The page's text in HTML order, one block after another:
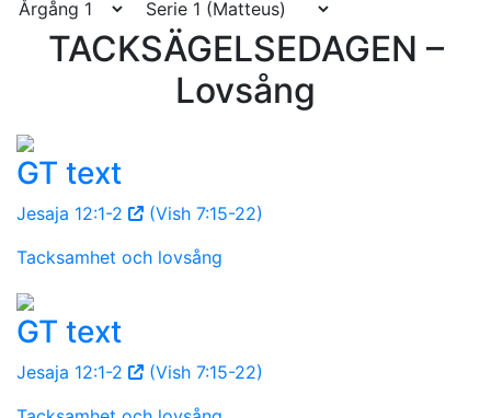
TACKSÄGELSEDAGEN –
Lovsång
GT text
Jesaja 12:1-2
(Vish 7:15-22)
Tacksamhet och lovsång
GT text
Jesaja 12:1-2
(Vish 7:15-22)